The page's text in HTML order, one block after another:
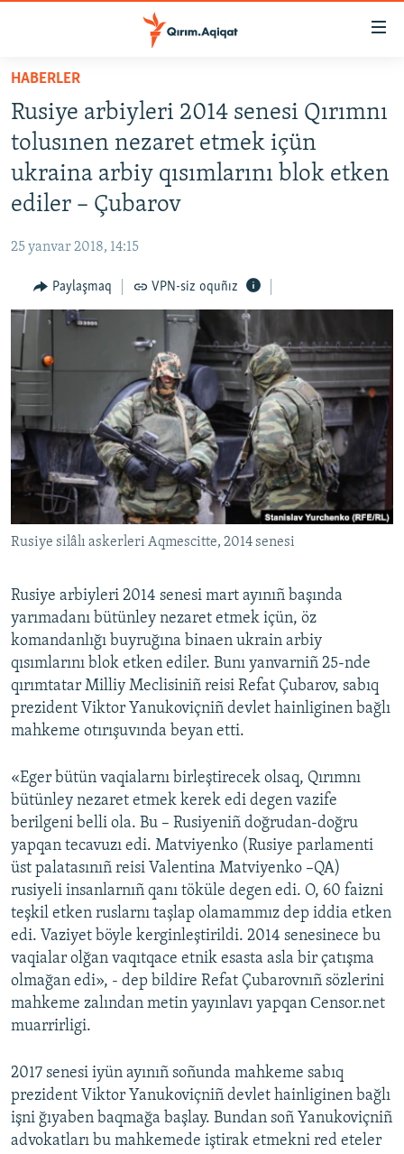
Esas
qaytmaq
Baş
navigatsiyağa
qaytmaq
Qıdıruvğa
SİYASET
İQTİSADİYAT
CEMİYET
İNSAN AQLARI
VİDEO
SÜRET
BLOGLAR
FİKİR
Русский
Українською
QOŞULIÑIZ!
RFE/RS bütün saytları
HABERLER
Rusiye arbiyleri 2014 senesi Qırımnı
tolusınen nezaret etmek içün
ukraina arbiy qısımlarını blok etken
ediler – Çubarov
25 yanvar 2018, 14:15
Paylaşmaq VPN-siz oquñız
Rusiye silâlı askerleri Aqmescitte, 2014 senesi
Rusiye arbiyleri 2014 senesi mart ayınıñ başında
yarımadanı bütünley nezaret etmek içün, öz
komandanlığı buyruğına binaen ukrain arbiy
qısımlarını blok etken ediler. Bunı yanvarniñ 25-nde
qırımtatar Milliy Meclisiniñ reisi Refat Çubarov, sabıq
prezident Viktor Yanukoviçniñ devlet hainliginen bağlı
mahkeme otırışuvında beyan etti.
«Eger bütün vaqialarnı birleştirecek olsaq, Qırımnı
bütünley nezaret etmek kerek edi degen vazife
berilgeni belli ola. Bu – Rusiyeniñ doğrudan-doğru
yapqan tecavuzı edi. Matviyenko (Rusiye parlamenti
üst palatasınıñ reisi Valentina Matviyenko –QA)
rusiyeli insanlarnıñ qanı töküle degen edi. O, 60 faizni
teşkil etken ruslarnı taşlap olamammız dep iddia etken
edi. Vaziyet böyle kerginleştirildi. 2014 senesinece bu
vaqialar olğan vaqıtqace etnik esasta asla bir çatışma
olmağan edi», - dep bildire Refat Çubarovnıñ sözlerini
mahkeme zalından metin yayınlavı yapqan Сensor.net
muarrirligi.
2017 senesi iyün ayınıñ soñunda mahkeme sabıq
prezident Viktor Yanukoviçniñ devlet hainliginen bağlı
işni ğıyaben baqmağa başlay. Bundan soñ Yanukoviçniñ
advokatları bu mahkemede iştirak etmekni red eteler